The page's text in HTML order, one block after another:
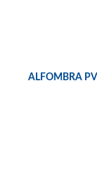
ALFOMBRA